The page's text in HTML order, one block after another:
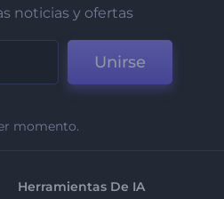
noticias y ofertas
Unirse
momento.
Herramientas De IA